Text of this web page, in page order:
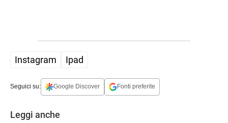
Instagram Ipad
Seguici su: Google Discover Fonti preferite
Leggi anche